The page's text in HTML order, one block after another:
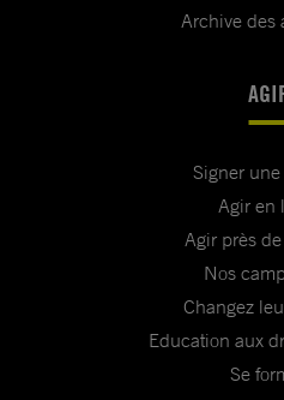
Archive des
Signer
Agir en
Agir près
Nos
Changez
Education aux
Se